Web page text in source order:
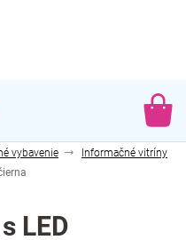
vybavenie
Informačné vitríny
LED